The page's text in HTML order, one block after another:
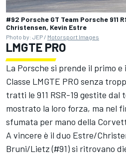
#92 Porsche GT Team Porsche 911
Christensen, Kevin Estre
Photo by: JEP / Motorsport Images
LMGTE PRO
La Porsche si prende il primo
Classe LMGTE PRO senza
tratti le 911 RSR-19 gestite dal
mostrato la loro forza, ma nel
sfumata per mano della
A vincere è il duo Estre/
Bruni/Lietz (#91) si ritrovano